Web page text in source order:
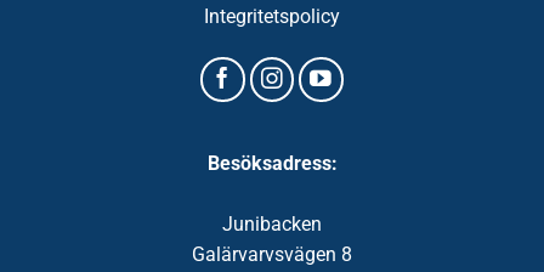
Integritetspolicy
Besöksadress:
Junibacken
Galärvarvsvägen 8